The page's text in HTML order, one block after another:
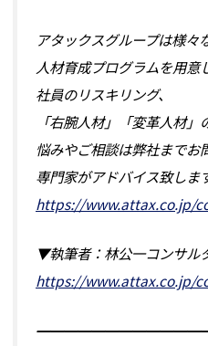
アタックスグループは様々
人材育成プログラムを用意
社員のリスキリング、
「右腕人材」「変革人材
悩みやご相談は弊社までお
専門家がアドバイス致します
https://www.attax.co.jp/
▼執筆者：林公一コンサル
https://www.attax.co.jp/